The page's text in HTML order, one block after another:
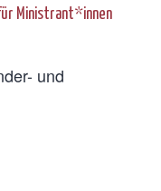
Ministrant*innen
und